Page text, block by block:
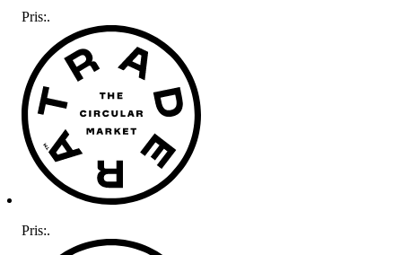
Pris:.
Pris:.